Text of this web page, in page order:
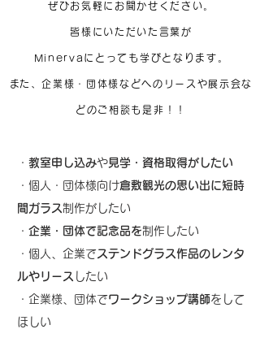
ぜひお気軽にお聞かせください。
皆様にいただいた言葉が
Minervaにとっても学びとなります。
​また、企業様・団体様などへのリースや展示会な
どのご相談も是非！！
・ 教室申し込みや見学・資格取得がしたい
・個人・団体様向け倉敷観光の思い出に短時
間ガラス制作がしたい
・ 企業・団体で記念品を制作したい
​・個人、企業で ステンドグラス作品のレンタ
ルやリース したい
・企業様、団体でワークショップ講師をして
ほしい